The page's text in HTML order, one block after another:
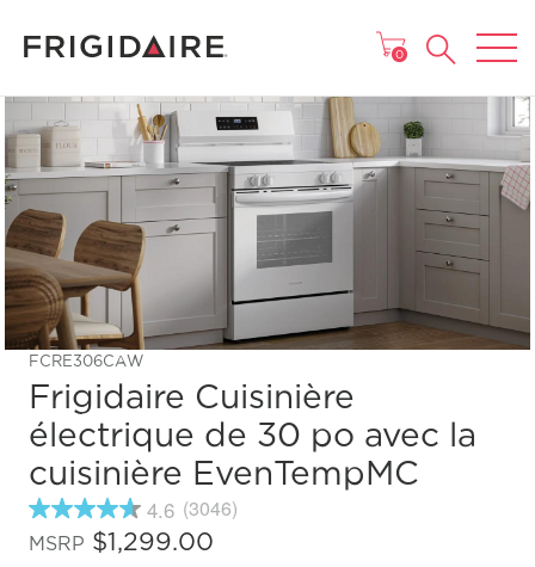
MENU
0
FCRE306CAW
Frigidaire Cuisinière
électrique de 30 po avec la
cuisinière EvenTempMC
4.6
étoiles
sur
4.6 (3046)
MSRP $1,299.00